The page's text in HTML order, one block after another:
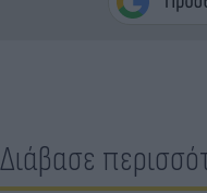
Διάβασε